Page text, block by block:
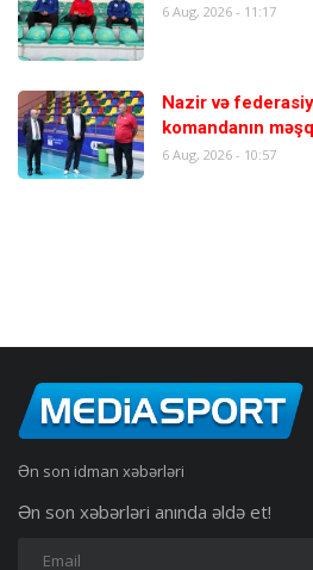
6 Aug, 2026 - 11:17
Nazir və
komandanın
6 Aug, 2026 - 10:57
Ən son idman xəbərləri
Ən son xəbərləri anında əldə et!